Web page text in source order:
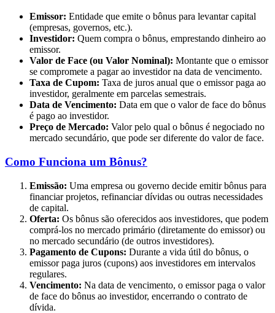
Emissor: Entidade que emite o bônus para levantar capital
(empresas, governos, etc.).
Investidor: Quem compra o bônus, emprestando dinheiro ao
emissor.
Valor de Face (ou Valor Nominal): Montante que o emissor
se compromete a pagar ao investidor na data de vencimento.
Taxa de Cupom: Taxa de juros anual que o emissor paga ao
investidor, geralmente em parcelas semestrais.
Data de Vencimento: Data em que o valor de face do bônus
é pago ao investidor.
Preço de Mercado: Valor pelo qual o bônus é negociado no
mercado secundário, que pode ser diferente do valor de face.
Como Funciona um Bônus?
Emissão: Uma empresa ou governo decide emitir bônus para
financiar projetos, refinanciar dívidas ou outras necessidades
de capital.
Oferta: Os bônus são oferecidos aos investidores, que podem
comprá-los no mercado primário (diretamente do emissor) ou
no mercado secundário (de outros investidores).
Pagamento de Cupons: Durante a vida útil do bônus, o
emissor paga juros (cupons) aos investidores em intervalos
regulares.
Vencimento: Na data de vencimento, o emissor paga o valor
de face do bônus ao investidor, encerrando o contrato de
dívida.